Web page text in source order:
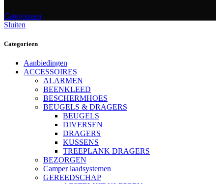
Categorieen
Sluiten
Categorieen
Aanbiedingen
ACCESSOIRES
ALARMEN
BEENKLEED
BESCHERMHOES
BEUGELS & DRAGERS
BEUGELS
DIVERSEN
DRAGERS
KUSSENS
TREEPLANK DRAGERS
BEZORGEN
Camper laadsystemen
GEREEDSCHAP